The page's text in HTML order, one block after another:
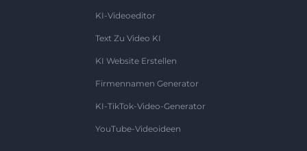
KI-Videoeditor
Text Zu Video KI
KI Website Erstellen
Firmennamen Generator
KI-TikTok-Video-Generator
YouTube-Videoideen